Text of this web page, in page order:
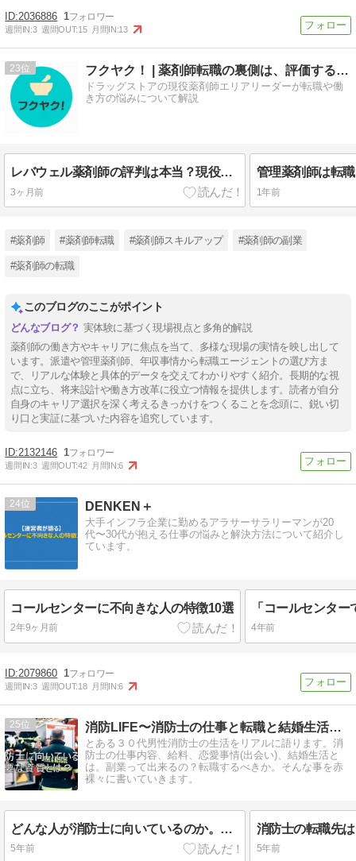
2036886 1
週間IN:3 週間OUT:15 月間IN:13
23 フクヤク！ | 薬剤師転職の裏側は、評価する側に聞け。
ドラッグストアの現役薬剤師エリアリーダーが転職や働
き方の悩みについて解説
レバウェル薬剤師の評判は本当？現役リーダーが3つの強みを解説
3ヶ月前 1年前
#薬剤師 #薬剤師転職 #薬剤師スキルアップ #薬剤師の副業
#薬剤師の転職
このブログのここがポイント
実体験に基づく現場視点と多角的解説
薬剤師の働き方やキャリアに焦点を当て、多様な現場の実情を映し出して
います。派遣や管理薬剤師、年収事情から転職エージェントの選び方ま
で、リアルな体験と具体的データを交えてわかりやすく紹介。長期的な視
点に立ち、将来設計や働き方改革に役立つ情報を提供します。読者が自分
自身のキャリア選択を深く考えるきっかけをつくることを念頭に、鋭い切
り口と実証に基づいた内容を追究しています。
2132146 1
週間IN:3 週間OUT:42 月間IN:6
24 DENKEN＋
大手インフラ企業に勤めるアラサーサラリーマンが20
代〜30代が抱える仕事の悩みと解決方法について紹介し
ています。
コールセンターに不向きな人の特徴10選
2年9ヶ月前 4年前
2079860 1
週間IN:3 週間OUT:18 月間IN:6
25 消防LIFE〜消防士の仕事と転職と結婚生活をリアルに語る〜
とある３０代男性消防士の生活をリアルに語ります。消
防士の仕事内容、給料、恋愛事情(出会い)、結婚生活と
は。副業って出来るの？転職するべきか。そんな事を赤
裸々に書いていきます。
どんな人が消防士に向いているのか。必要な資質はある？
5年前 5年前